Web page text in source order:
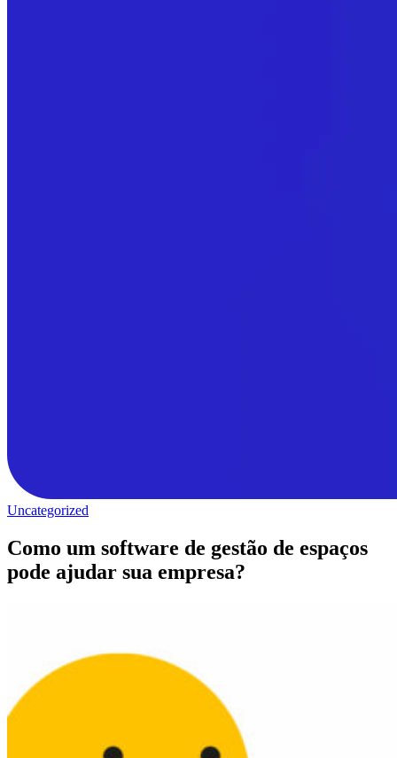
Uncategorized
Como um software de gestão de espaços
pode ajudar sua empresa?